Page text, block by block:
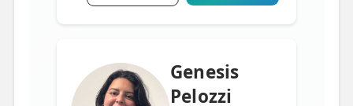
Genesis
Pelozzi